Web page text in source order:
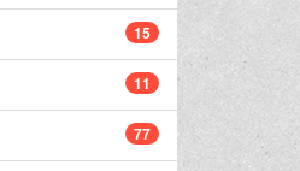
15
11
77